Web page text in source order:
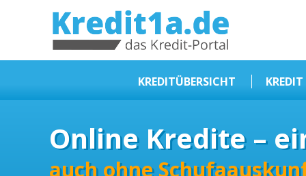
KREDIT1A.DE
KREDITÜBERSICHT
Kredit ohne Schufa
Baufinanzierungen
Online Kredite –
auch ohne